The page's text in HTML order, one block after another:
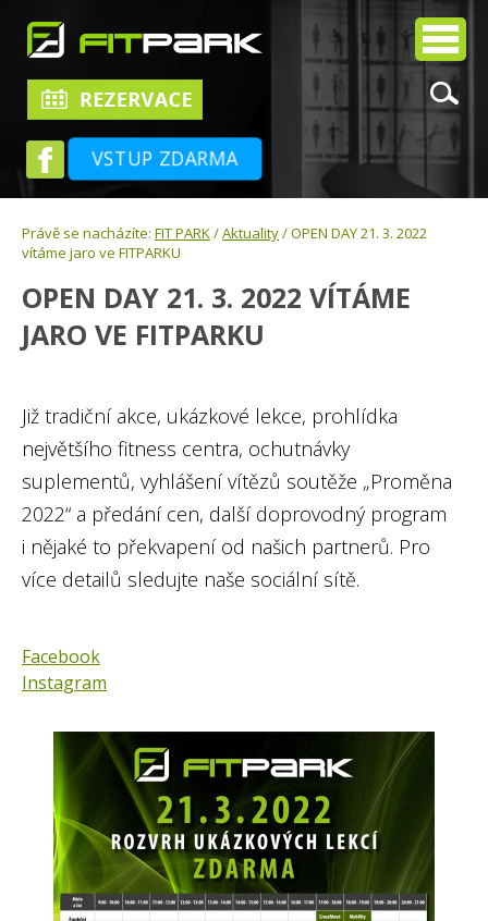
VSTUP ZDARMA
Právě se nacházíte: FIT PARK/Aktuality/ OPEN DAY 21. 3. 2022
vítáme jaro ve FITPARKU
OPEN DAY 21. 3. 2022 VÍTÁME
JARO VE FITPARKU
Již tradiční akce, ukázkové lekce, prohlídka
největšího fitness centra, ochutnávky
suplementů, vyhlášení vítězů soutěže „Proměna
2022“ a předání cen, další doprovodný program
i nějaké to překvapení od našich partnerů. Pro
více detailů sledujte naše sociální sítě.
Facebook
Instagram